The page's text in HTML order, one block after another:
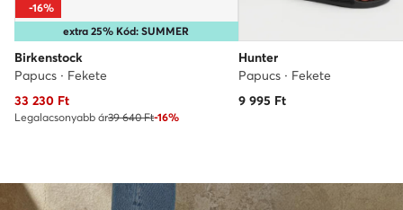
extra 25% Kód: SUMMER
-16%
Birkenstock
Papucs · Fekete
Aktuális ár
33 230 Ft
Legalacsonyabb ár39 640 Ft-16%
Hunter
Papucs · Fekete
9 995 Ft